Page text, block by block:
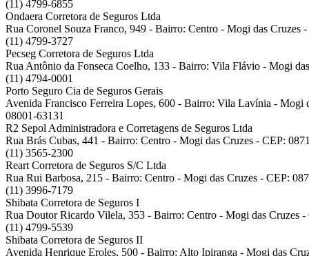
(11) 4799-6855
Ondaera Corretora de Seguros Ltda
Rua Coronel Souza Franco, 949 - Bairro: Centro - Mogi das Cruzes
(11) 4799-3727
Pecseg Corretora de Seguros Ltda
Rua Antônio da Fonseca Coelho, 133 - Bairro: Vila Flávio - Mogi
(11) 4794-0001
Porto Seguro Cia de Seguros Gerais
Avenida Francisco Ferreira Lopes, 600 - Bairro: Vila Lavínia - Mogi
08001-63131
R2 Sepol Administradora e Corretagens de Seguros Ltda
Rua Brás Cubas, 441 - Bairro: Centro - Mogi das Cruzes - CEP:
(11) 3565-2300
Reart Corretora de Seguros S/C Ltda
Rua Rui Barbosa, 215 - Bairro: Centro - Mogi das Cruzes - CEP:
(11) 3996-7179
Shibata Corretora de Seguros I
Rua Doutor Ricardo Vilela, 353 - Bairro: Centro - Mogi das Cruzes -
(11) 4799-5539
Shibata Corretora de Seguros II
Avenida Henrique Eroles, 500 - Bairro: Alto Ipiranga - Mogi das